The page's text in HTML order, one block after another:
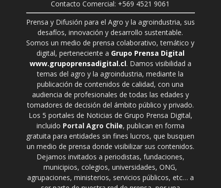
Contacto Comercial: +569 4521 9061
Prensa y Difusión para el Agro y la agroindustria, sus
desafíos, innovación y desarrollo sustentable.
Somos un medio de prensa colaborativo, temático y
digital, perteneciente a Grupo Prensa Digital
www.grupoprensadigital.cl. Damos visibilidad a
temas del agro y la agroindustria, mediante la
publicación de contenidos de calidad, con una
audiencia de profesionales de todas las edades y
tomadores de decisión del ámbito público y privado.
Los 5 portales de Noticias de Grupo Prensa Digital,
incluido Portal Agro Chile, publican en forma
gratuita para entidades sin fines lucros, que busquen
un medio de prensa donde visibilizar sus contenidos.
Dejamos invitados a periodistas, fundaciones,
municipios, colegios, universidades, ONG,
agrupaciones, ministerios, servicios públicos, etc… a